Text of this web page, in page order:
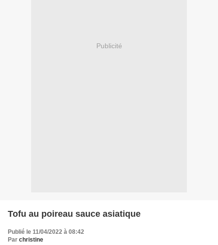
Publicité
Tofu au poireau sauce asiatique
Publié le 11/04/2022 à 08:42
Par christine